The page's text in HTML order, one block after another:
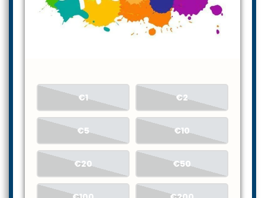
€1 €2
€5 €10
€20 €50